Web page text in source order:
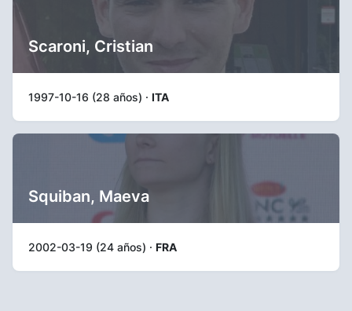
Scaroni, Cristian
1997-10-16 (28 años) · ITA
Squiban, Maeva
2002-03-19 (24 años) · FRA